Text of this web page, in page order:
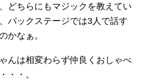
どちらにもマジックを教えてい
バックステージでは3人で話す
かなぁ。
んは相変わらず仲良くおしゃべ
・・。